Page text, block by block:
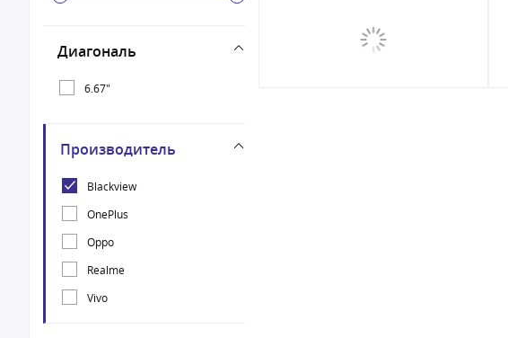
Диагональ
6.67"
Производитель
Blackview
OnePlus
Oppo
Realme
Vivo